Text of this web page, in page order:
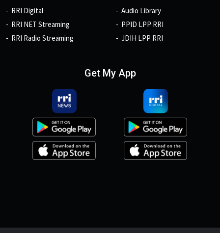
RRI Digital
RRI NET Streaming
RRI Radio Streaming
Audio Library
PPID LPP RRI
JDIH LPP RRI
Get My App